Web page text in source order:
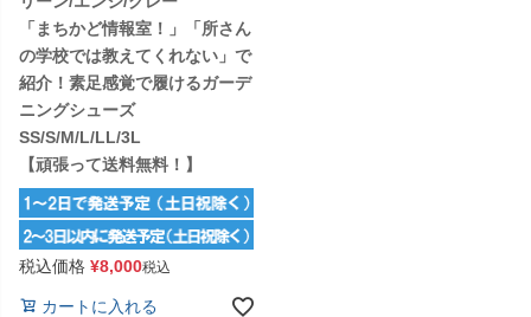
「まちかど情報室！」「所さん
の学校では教えてくれない」で
紹介！素足感覚で履けるガーデ
ニングシューズ
SS/S/M/L/LL/3L
【頑張って送料無料！】
税込価格 ¥8,000税込
カートに入れる